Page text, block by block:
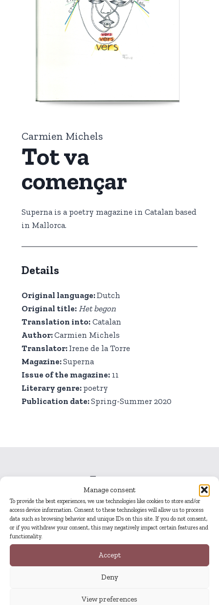
Manage consent
To provide the best experiences, we use technologies like cookies to store and/or
access device information. Consent to these technologies will allow us to process
data such as browsing behavior and unique IDs on this site. If you do not consent,
or if you withdraw your consent, this may negatively impact certain features and
functionality.
Accept
Deny
View preferences
Carmien Michels
Tot va
començar
Superna is a poetry magazine in Catalan based
in Mallorca.
Details
Original language:Dutch
Original title: Het begon
Translation into: Catalan
Author:Carmien Michels
Translator: Irene de la Torre
Magazine:Superna
Issue of the magazine: 11
Literary genre: poetry
Publication date:Spring-Summer 2020
Extract
Tot va començar el 2012 amb el nin sirià
qui va transformar un cotxe vell
per poder amagar-se al seient del darrere,
els senyals de stop frontereres, els duaners, els
que si el conductor no hagués cridat,